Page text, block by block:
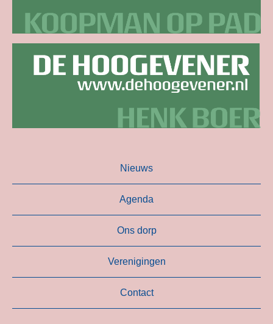
Nieuws
Agenda
Ons dorp
Verenigingen
Contact